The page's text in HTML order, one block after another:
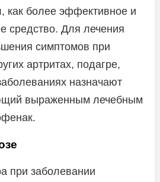
как более эффективное и
средство. Для лечения
симптомов при
артритах, подагре,
назначают
выраженным лечебным
при заболевании